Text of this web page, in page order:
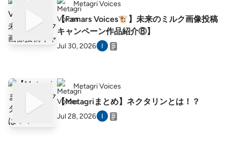
Metagri Voices
【Famars Voices🐮】未来のミルク画像投稿
キャンペーン作品紹介⑧】
Jul 30, 2026
Metagri Voices
【Metagriまとめ】ネクタリンとは！？
Jul 28, 2026